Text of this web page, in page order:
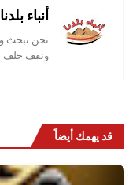
أنباء بلدنا
نحن نبحث
ونقف خلف
قد يهمك أيضاً